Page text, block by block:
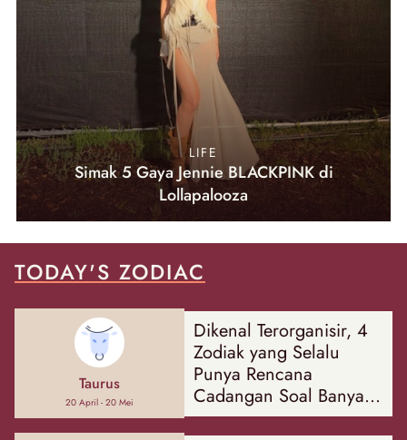
LIFE
Simak 5 Gaya Jennie BLACKPINK di
Lollapalooza
TODAY'S ZODIAC
Taurus
20 April - 20 Mei
Dikenal Terorganisir, 4
Zodiak yang Selalu
Punya Rencana
Cadangan Soal Banyak
Hal